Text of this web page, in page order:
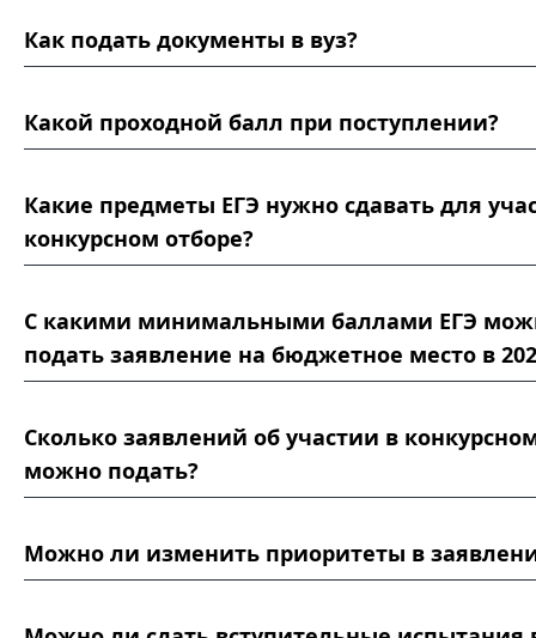
Как подать документы в вуз?
Какой проходной балл при поступлении?
Какие предметы ЕГЭ нужно сдавать для
конкурсном отборе?
С какими минимальными баллами ЕГЭ
подать заявление на бюджетное место в
Сколько заявлений об участии в
можно подать?
Можно ли изменить приоритеты в